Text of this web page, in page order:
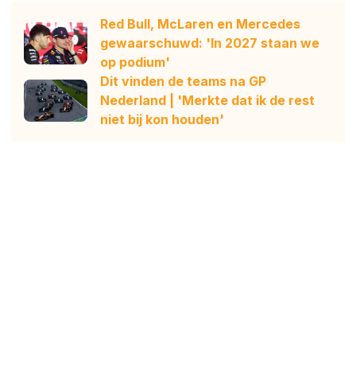
Red Bull, McLaren en Mercedes
gewaarschuwd: 'In 2027 staan we
op podium'
Dit vinden de teams na GP
Nederland | 'Merkte dat ik de rest
niet bij kon houden'